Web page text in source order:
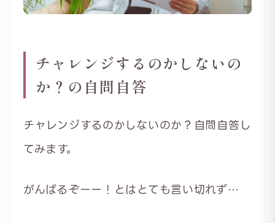
チャレンジするのかしないの
か？の自問自答
チャレンジするのかしないのか？自問自答し
てみます。
がんばるぞーー！とはとても言い切れず…